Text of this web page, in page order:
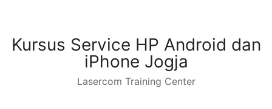
Kursus Service HP Android dan
iPhone Jogja
Lasercom Training Center